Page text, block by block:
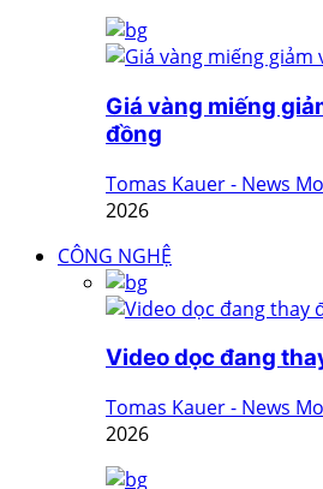
Giá vàng miếng
đồng
Tomas Kauer - News
2026
CÔNG NGHỆ
Video dọc đang
Tomas Kauer - News
2026